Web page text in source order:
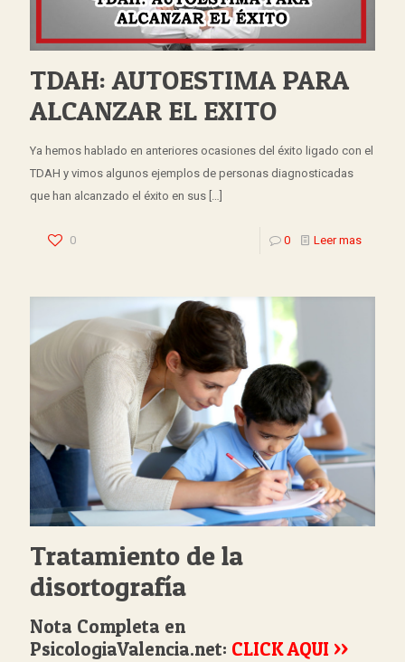
TDAH: AUTOESTIMA PARA
ALCANZAR EL EXITO
Ya hemos hablado en anteriores ocasiones del éxito ligado con el
TDAH y vimos algunos ejemplos de personas diagnosticadas
que han alcanzado el éxito en sus
0 0 Leer mas
Tratamiento de la
disortografía
Nota Completa en
PsicologiaValencia.net: CLICK AQUI >>